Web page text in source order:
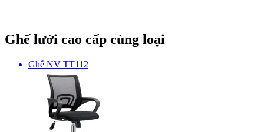
Ghế lưới cao cấp cùng loại
Ghế NV TT112